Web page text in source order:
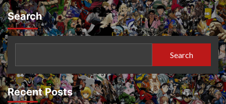
Search
Search
Recent Posts